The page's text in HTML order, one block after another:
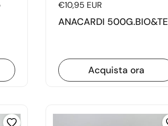
vendita Prezzo di listino
€10,95 EUR
ANACARDI 500G.BIO&TE
Acquista ora